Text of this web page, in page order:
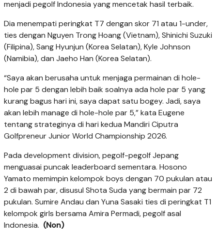
menjadi pegolf Indonesia yang mencetak hasil terbaik.
Dia menempati peringkat T7 dengan skor 71 atau 1-under,
ties dengan Nguyen Trong Hoang (Vietnam), Shinichi Suzuki
(Filipina), Sang Hyunjun (Korea Selatan), Kyle Johnson
(Namibia), dan Jaeho Han (Korea Selatan).
“Saya akan berusaha untuk menjaga permainan di hole-
hole par 5 dengan lebih baik soalnya ada hole par 5 yang
kurang bagus hari ini, saya dapat satu bogey. Jadi, saya
akan lebih manage di hole-hole par 5,” kata Eugene
tentang strateginya di hari kedua Mandiri Ciputra
Golfpreneur Junior World Championship 2026.
Pada development division, pegolf-pegolf Jepang
menguasai puncak leaderboard sementara. Hosono
Yamato memimpin kelompok boys dengan 70 pukulan atau
2 di bawah par, disusul Shota Suda yang bermain par 72
pukulan. Sumire Andau dan Yuna Sasaki ties di peringkat T1
kelompok girls bersama Amira Permadi, pegolf asal
Indonesia. (Non)